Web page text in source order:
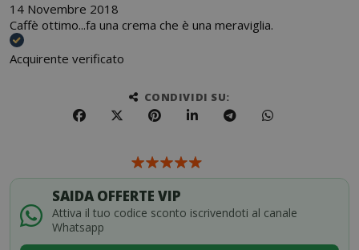
14 Novembre 2018
Caffè ottimo...fa una crema che è una meraviglia.
Acquirente verificato
CONDIVIDI SU:
SAIDA OFFERTE VIP
Attiva il tuo codice sconto iscrivendoti al canale
Whatsapp